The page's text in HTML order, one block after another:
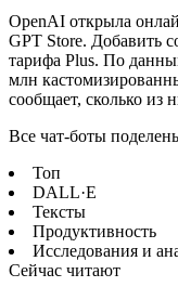
OpenAI открыла
GPT Store. Добавить
тарифа Plus. По
млн
сообщает, сколько из
Все чат-боты
Топ
DALL·E
Тексты
Продуктивность
Исследования и
Сейчас читают